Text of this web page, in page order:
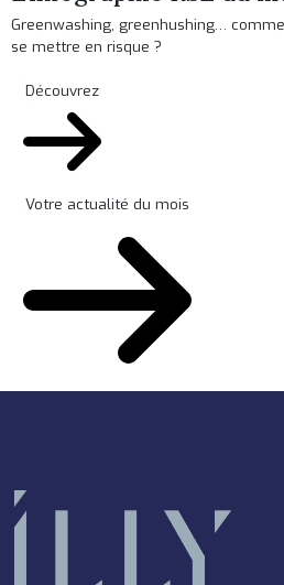
Greenwashing, greenhushing…
se mettre en risque ?
Découvrez
Votre actualité du mois